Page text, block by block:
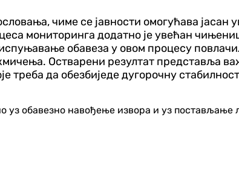
чиме се јавности омогућава јасан
мониторинга додатно је увећан
обавеза у овом процесу
Остварени резултат представља
треба да обезбиједе дугорочну
уз обавезно навођење извора и уз постављање